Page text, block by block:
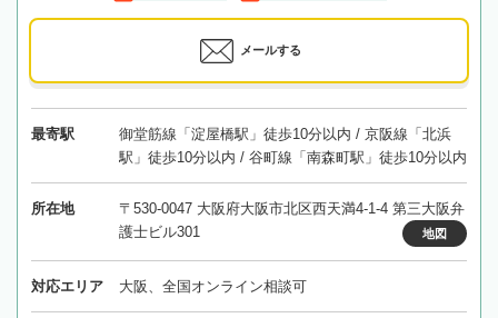
メールする
最寄駅
御堂筋線「淀屋橋駅」徒歩10分以内 / 京阪線「北浜
駅」徒歩10分以内 / 谷町線「南森町駅」徒歩10分以内
所在地
〒530-0047 大阪府大阪市北区西天満4-1-4 第三大阪弁
護士ビル301
地図
対応エリア 大阪、全国オンライン相談可